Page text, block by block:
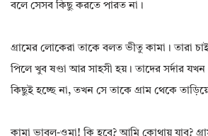
বলে সেসব কিছু করতে পারত না।
গ্রামের লোকেরা তাকে বলত ভীতু কামা। তারা
পিলে খুব ষণ্ডা আর সাহসী হয়। তাদের সর্দার
কিছুই হচ্ছে না, তখন সে তাকে গ্রাম থেকে
কামা ভাবল-ওমা! কি হবে? আমি কোথায় যাব?